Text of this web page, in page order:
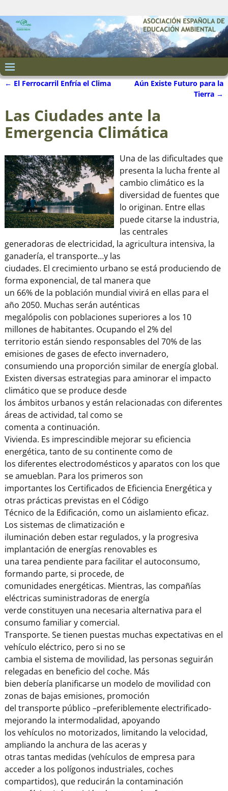
← El Ferrocarril Enfría el Clima
Aún Existe Futuro para la
Tierra →
Las Ciudades ante la
Emergencia Climática
Una de las dificultades que
presenta la lucha frente al
cambio climático es la
diversidad de fuentes que
lo originan. Entre ellas
puede citarse la industria,
las centrales
generadoras de electricidad, la agricultura intensiva, la
ganadería, el transporte…y las
ciudades. El crecimiento urbano se está produciendo de
forma exponencial, de tal manera que
un 66% de la población mundial vivirá en ellas para el
año 2050. Muchas serán auténticas
megalópolis con poblaciones superiores a los 10
millones de habitantes. Ocupando el 2% del
territorio están siendo responsables del 70% de las
emisiones de gases de efecto invernadero,
consumiendo una proporción similar de energía global.
Existen diversas estrategias para aminorar el impacto
climático que se produce desde
los ámbitos urbanos y están relacionadas con diferentes
áreas de actividad, tal como se
comenta a continuación.
Vivienda. Es imprescindible mejorar su eficiencia
energética, tanto de su continente como de
los diferentes electrodomésticos y aparatos con los que
se amueblan. Para los primeros son
importantes los Certificados de Eficiencia Energética y
otras prácticas previstas en el Código
Técnico de la Edificación, como un aislamiento eficaz.
Los sistemas de climatización e
iluminación deben estar regulados, y la progresiva
implantación de energías renovables es
una tarea pendiente para facilitar el autoconsumo,
formando parte, si procede, de
comunidades energéticas. Mientras, las compañías
eléctricas suministradoras de energía
verde constituyen una necesaria alternativa para el
consumo familiar y comercial.
Transporte. Se tienen puestas muchas expectativas en el
vehículo eléctrico, pero si no se
cambia el sistema de movilidad, las personas seguirán
relegadas en beneficio del coche. Más
bien debería planificarse un modelo de movilidad con
zonas de bajas emisiones, promoción
del transporte público –preferiblemente electrificado-
mejorando la intermodalidad, apoyando
los vehículos no motorizados, limitando la velocidad,
ampliando la anchura de las aceras y
otras tantas medidas (vehículos de empresa para
acceder a los polígonos industriales, coches
compartidos), que reducirán la contaminación